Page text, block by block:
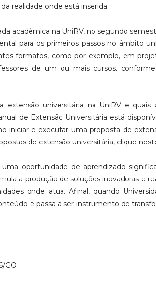
realidade onde está inserida.
acadêmica na UniRV, no segundo
para os primeiros passos no âmbito
formatos, como por exemplo, em
de um ou mais cursos,
extensão universitária na UniRV e
de Extensão Universitária está
iniciar e executar uma proposta de
de extensão universitária, clique
uma oportunidade de aprendizado
a produção de soluções inovadoras e
onde atua. Afinal, quando
e passa a ser instrumento de
GO